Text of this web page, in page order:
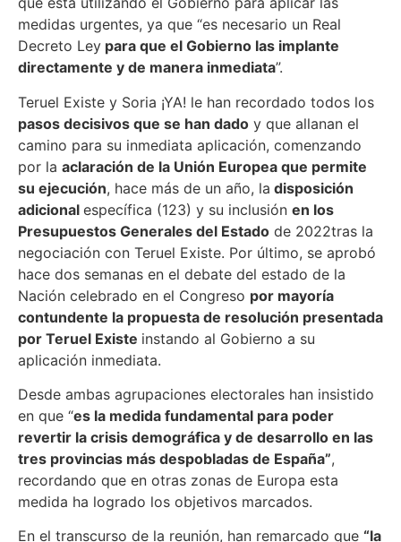
medidas urgentes, ya que “es necesario un Real
Decreto Ley para que el Gobierno las implante
directamente y de manera inmediata”.
Teruel Existe y Soria ¡YA! le han recordado todos los
pasos decisivos que se han dado y que allanan el
camino para su inmediata aplicación, comenzando
por la aclaración de la Unión Europea que permite
su ejecución, hace más de un año, la disposición
adicional específica (123) y su inclusión en los
Presupuestos Generales del Estado de 2022tras la
negociación con Teruel Existe. Por último, se aprobó
hace dos semanas en el debate del estado de la
Nación celebrado en el Congreso por mayoría
contundente la propuesta de resolución presentada
por Teruel Existe instando al Gobierno a su
aplicación inmediata.
Desde ambas agrupaciones electorales han insistido
en que “es la medida fundamental para poder
revertir la crisis demográfica y de desarrollo en las
tres provincias más despobladas de España”,
recordando que en otras zonas de Europa esta
medida ha logrado los objetivos marcados.
En el transcurso de la reunión, han remarcado que “la